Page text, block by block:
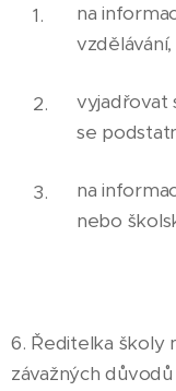
na
vzdělávání,
vyjadřovat
se
na
nebo
6. Ředitelka školy
závažných